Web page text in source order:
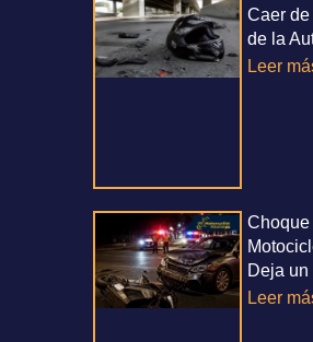
Caer
de la
Leer
Deja un
Leer